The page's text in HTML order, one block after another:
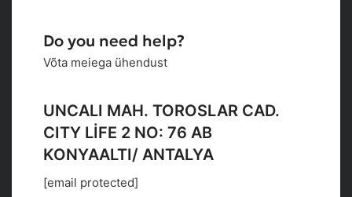
Do you need help?
Võta meiega ühendust
UNCALI MAH. TOROSLAR CAD.
CITY LİFE 2 NO: 76 AB
KONYAALTI/ ANTALYA
[email protected]